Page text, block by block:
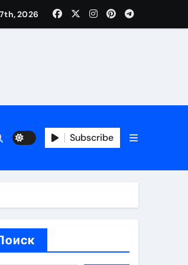
при анонимном лечении
2026
Subscribe